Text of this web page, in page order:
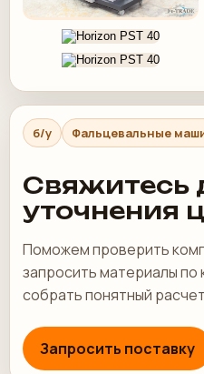
б/у Фальцевальные
Свяжитесь
уточнения
Поможем проверить
запросить материалы по
собрать понятный
Запросить поставку